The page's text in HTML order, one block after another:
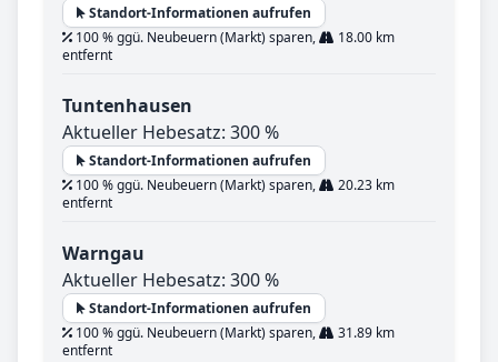
Standort-Informationen aufrufen
100 % ggü. Neubeuern (Markt) sparen,
18.00 km
entfernt
Tuntenhausen
Aktueller Hebesatz: 300 %
Standort-Informationen aufrufen
100 % ggü. Neubeuern (Markt) sparen,
20.23 km
entfernt
Warngau
Aktueller Hebesatz: 300 %
Standort-Informationen aufrufen
100 % ggü. Neubeuern (Markt) sparen,
31.89 km
entfernt